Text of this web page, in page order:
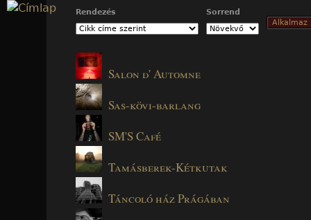
Jump to navigation
Rendezés Sorrend
Salon d' Automne
Sas-kövi-barlang
SM'S Café
Tamásberek-Kétkutak
Táncoló ház Prágában